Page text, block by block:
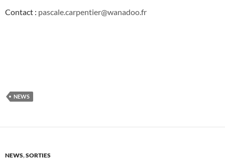
Contact : pascale.carpentier@wanadoo.fr
NEWS
NEWS,SORTIES